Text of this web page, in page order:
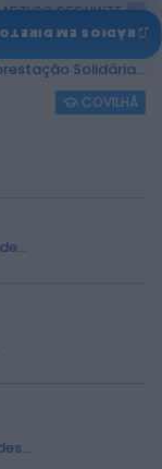
ARTIGO SEGUINTE
da ULS Cova
Solidária...
COVILHÃ
♫
RÁDIOS EM DIRETO